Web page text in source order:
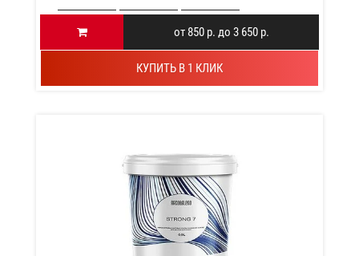
от 850 р. до 3 650 р.
КУПИТЬ В 1 КЛИК